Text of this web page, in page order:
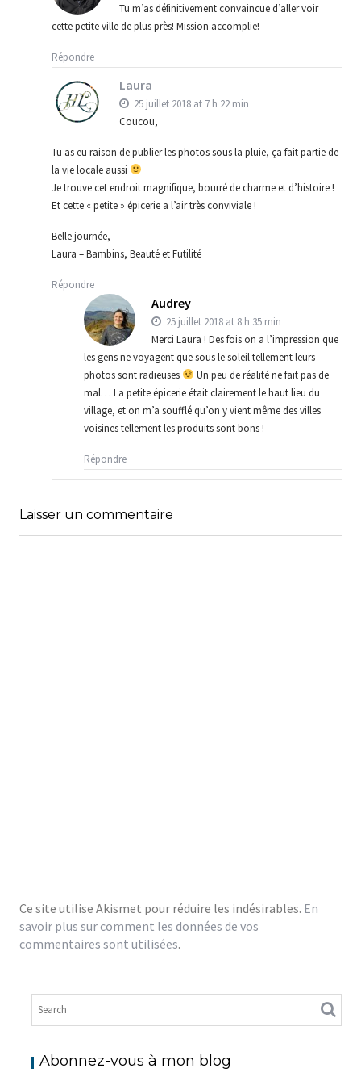
Tu m’as définitivement convaincue d’aller voir
cette petite ville de plus près! Mission accomplie!
Répondre
Laura
25 juillet 2018 at 7 h 22 min
Coucou,
Tu as eu raison de publier les photos sous la pluie, ça fait partie de
la vie locale aussi
Je trouve cet endroit magnifique, bourré de charme et d’histoire !
Et cette « petite » épicerie a l’air très conviviale !
Belle journée,
Laura – Bambins, Beauté et Futilité
Répondre
Audrey
25 juillet 2018 at 8 h 35 min
Merci Laura ! Des fois on a l’impression que
les gens ne voyagent que sous le soleil tellement leurs
photos sont radieuses
Un peu de réalité ne fait pas de
mal… La petite épicerie était clairement le haut lieu du
village, et on m’a soufflé qu’on y vient même des villes
voisines tellement les produits sont bons !
Répondre
Laisser un commentaire
Ce site utilise Akismet pour réduire les indésirables. En
savoir plus sur comment les données de vos
commentaires sont utilisées.
Abonnez-vous à mon blog